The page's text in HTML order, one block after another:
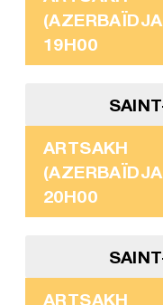
19H00
ARTSAKH
20H00
ARTSAKH